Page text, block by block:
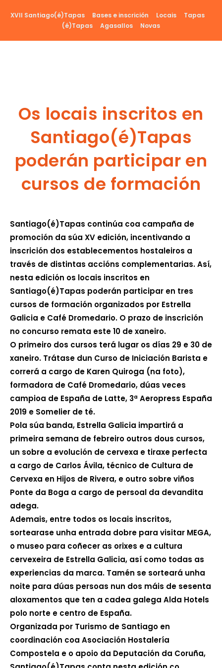
XVII Santiago(é)Tapas Bases e inscrición Locais
Tapas
(é)Tapas
Agasallos Novas
Os locais inscritos en
Santiago(é)Tapas
poderán participar en
cursos de formación
Santiago(é)Tapas continúa coa campaña de
promoción da súa XV edición, incentivando a
inscrición dos establecementos hostaleiros a
través de distintas accións complementarias. Así,
nesta edición os locais inscritos en
Santiago(é)Tapas poderán participar en tres
cursos de formación organizados por Estrella
Galicia e Café Dromedario. O prazo de inscrición
no concurso remata este 10 de xaneiro.
O primeiro dos cursos terá lugar os días 29 e 30 de
xaneiro. Trátase dun Curso de Iniciación Barista e
correrá a cargo de Karen Quiroga (na foto),
formadora de Café Dromedario, dúas veces
campioa de España de Latte, 3ª Aeropress España
2019 e Somelier de té.
Pola súa banda, Estrella Galicia impartirá a
primeira semana de febreiro outros dous cursos,
un sobre a evolución de cervexa e tiraxe perfecta
a cargo de Carlos Ávila, técnico de Cultura de
Cervexa en Hijos de Rivera, e outro sobre viños
Ponte da Boga a cargo de persoal da devandita
adega.
Ademais, entre todos os locais inscritos,
sortearase unha entrada dobre para visitar MEGA,
o museo para coñecer as orixes e a cultura
cervexeira de Estrella Galicia, así como todas as
experiencias da marca. Tamén se sorteará unha
noite para dúas persoas nun dos máis de sesenta
aloxamentos que ten a cadea galega Alda Hotels
polo norte e centro de España.
Organizada por Turismo de Santiago en
coordinación coa Asociación Hostalería
Compostela e o apoio da Deputación da Coruña,